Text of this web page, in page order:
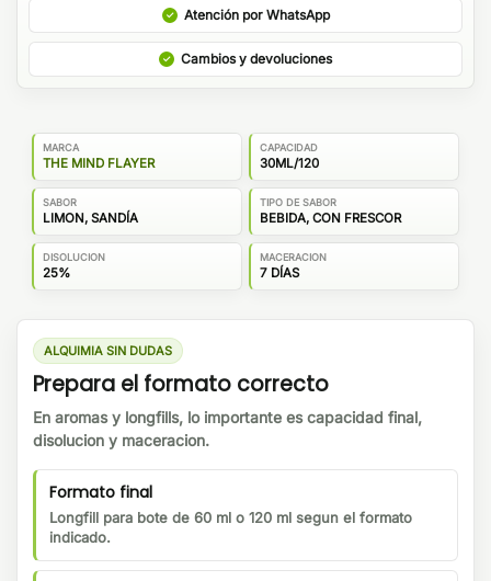
Atención por WhatsApp
Cambios y devoluciones
MARCA
THE MIND FLAYER
CAPACIDAD
30ML/120
SABOR
LIMON, SANDÍA
TIPO DE SABOR
BEBIDA, CON FRESCOR
DISOLUCION
25%
MACERACION
7 DÍAS
ALQUIMIA SIN DUDAS
Prepara el formato correcto
En aromas y longfills, lo importante es capacidad final,
disolucion y maceracion.
Formato final
Longfill para bote de 60 ml o 120 ml segun el formato
indicado.